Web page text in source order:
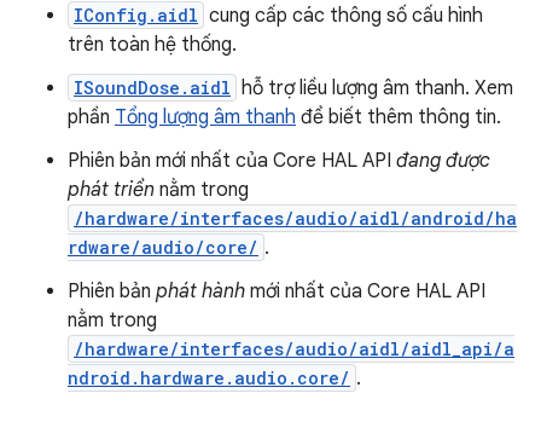
IConfig.aidl cung cấp các thông số cấu hình
trên toàn hệ thống.
ISoundDose.aidl hỗ trợ liều lượng âm thanh. Xem
phần Tổng lượng âm thanh để biết thêm thông tin.
Phiên bản mới nhất của Core HAL API đang được
phát triển nằm trong
/hardware/interfaces/audio/aidl/android/ha
rdware/audio/core/ .
Phiên bản phát hành mới nhất của Core HAL API
nằm trong
/hardware/interfaces/audio/aidl/aidl_api/a
ndroid.hardware.audio.core/ .